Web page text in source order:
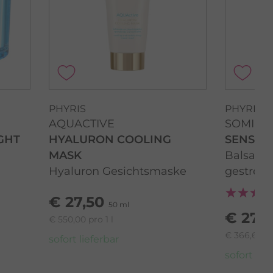
PHYRIS
AQUACTIVE
HYALURON COOLING
MASK
Hyaluron Gesichtsmaske
€ 27,50 50 ml
€ 550,00 pro 1 l
sofort lieferbar
PHYRIS
SOMI
Balsam
€
€ 366,67
sofort